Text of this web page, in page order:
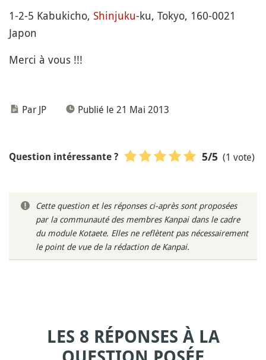
1-2-5 Kabukicho, Shinjuku-ku, Tokyo, 160-0021
Japon
Merci à vous !!!
Par JP Publié le 21 Mai 2013
Question intéressante ? 5/5 (1 vote)
Cette question et les réponses ci-après sont proposées
par la communauté des membres Kanpai dans le cadre
du module Kotaete. Elles ne reflètent pas nécessairement
le point de vue de la rédaction de Kanpai.
LES 8 RÉPONSES À LA